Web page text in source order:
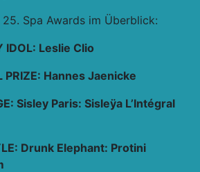
Spa Awards im Überblick:
IDOL: Leslie Clio
PRIZE: Hannes Jaenicke
Sisley Paris: Sisleÿa L’Intégral
Drunk Elephant: Protini